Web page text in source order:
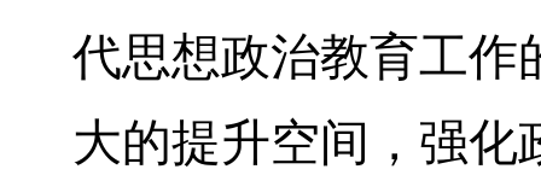
代思想政治教育工作
大的提升空间，强化